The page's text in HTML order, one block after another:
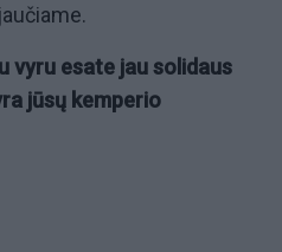
vyru esate jau solidaus
jūsų kemperio